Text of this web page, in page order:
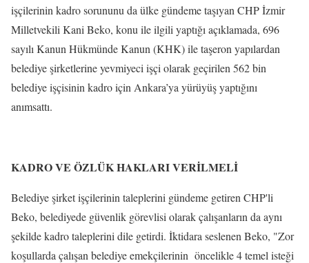
işçilerinin kadro sorununu da ülke gündeme taşıyan CHP İzmir
Milletvekili Kani Beko, konu ile ilgili yaptığı açıklamada, 696
sayılı Kanun Hükmünde Kanun (KHK) ile taşeron yapılardan
belediye şirketlerine yevmiyeci işçi olarak geçirilen 562 bin
belediye işçisinin kadro için Ankara’ya yürüyüş yaptığını
anımsattı.
KADRO VE ÖZLÜK HAKLARI VERİLMELİ
Belediye şirket işçilerinin taleplerini gündeme getiren CHP'li
Beko, belediyede güvenlik görevlisi olarak çalışanların da aynı
şekilde kadro taleplerini dile getirdi. İktidara seslenen Beko, "Zor
koşullarda çalışan belediye emekçilerinin öncelikle 4 temel isteği